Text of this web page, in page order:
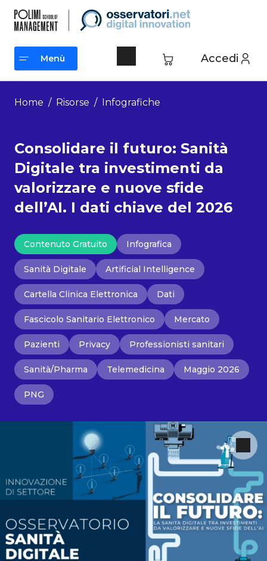
contenuto
Accedi
Menù
Menù
Home / Risorse / Infografiche
Consolidare il futuro: Sanità
Digitale tra investimenti da
valorizzare e nuove sfide
dell’AI. I dati chiave del 2026
Contenuto Gratuito Infografica
Sanità Digitale Artificial Intelligence
Cartella Clinica Elettronica Dati
Fascicolo Sanitario Elettronico Mercato
Pazienti Privacy Professionisti sanitari
Sanità/Pharma Telemedicina Maggio 2026
PNG